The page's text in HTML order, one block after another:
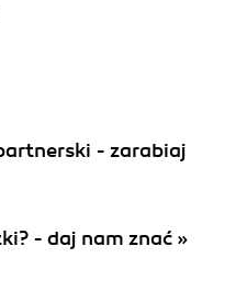
- zarabiaj
- daj nam znać »